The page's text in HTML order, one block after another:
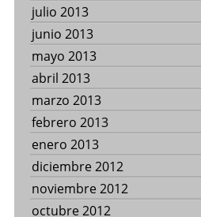
julio 2013
junio 2013
mayo 2013
abril 2013
marzo 2013
febrero 2013
enero 2013
diciembre 2012
noviembre 2012
octubre 2012